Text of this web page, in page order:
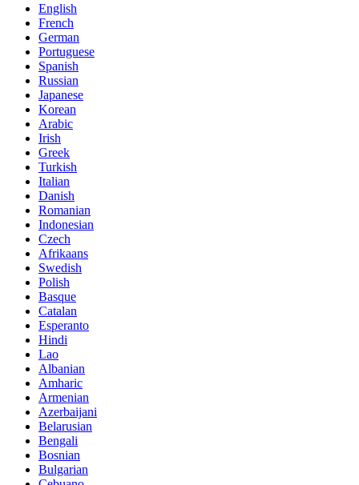
English
French
German
Portuguese
Spanish
Russian
Japanese
Korean
Arabic
Irish
Greek
Turkish
Italian
Danish
Romanian
Indonesian
Czech
Afrikaans
Swedish
Polish
Basque
Catalan
Esperanto
Hindi
Lao
Albanian
Amharic
Armenian
Azerbaijani
Belarusian
Bengali
Bosnian
Bulgarian